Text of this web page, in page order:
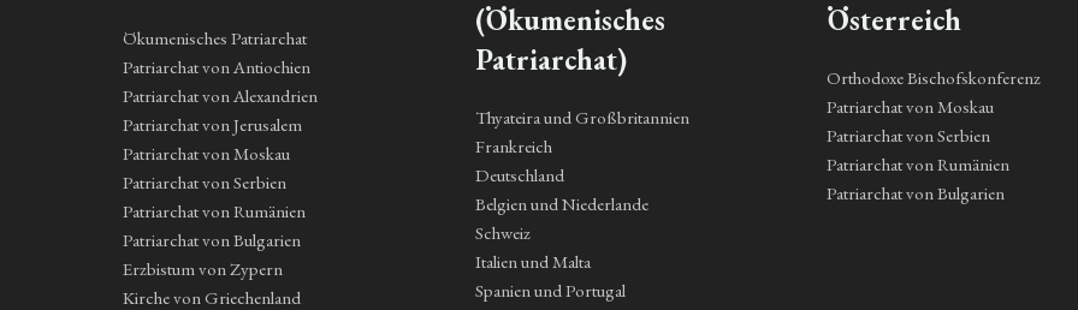
Ökumenisches Patriarchat
Patriarchat von Antiochien
Patriarchat von Alexandrien
Patriarchat von Jerusalem
Patriarchat von Moskau
Patriarchat von Serbien
Patriarchat von Rumänien
Patriarchat von Bulgarien
Erzbistum von Zypern
Kirche von Griechenland
(Ökumenisches
Patriarchat)
Thyateira und Großbritannien
Frankreich
Deutschland
Belgien und Niederlande
Schweiz
Italien und Malta
Spanien und Portugal
Österreich
Orthodoxe Bischofskonferenz
Patriarchat von Moskau
Patriarchat von Serbien
Patriarchat von Rumänien
Patriarchat von Bulgarien